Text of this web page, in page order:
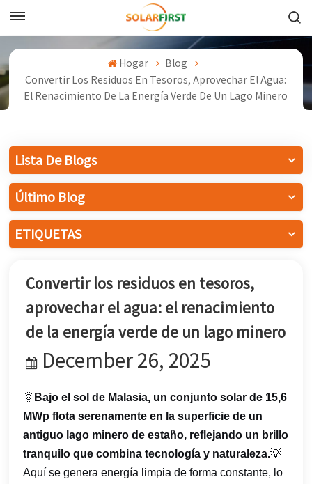
English
中文
Русский
Español
한국어
بالعربية
Hogar
Blog
Convertir Los Residuos En Tesoros, Aprovechar El Agua:
El Renacimiento De La Energía Verde De Un Lago Minero
Lista De Blogs
Último Blog
ETIQUETAS
Convertir los residuos en tesoros,
aprovechar el agua: el renacimiento
de la energía verde de un lago minero
December 26, 2025
🌞 Bajo el sol de Malasia, un conjunto solar de 15,6
MWp flota serenamente en la superficie de un
antiguo lago minero de estaño, reflejando un brillo
tranquilo que combina tecnología y naturaleza.💡
Aquí se genera energía limpia de forma constante, lo